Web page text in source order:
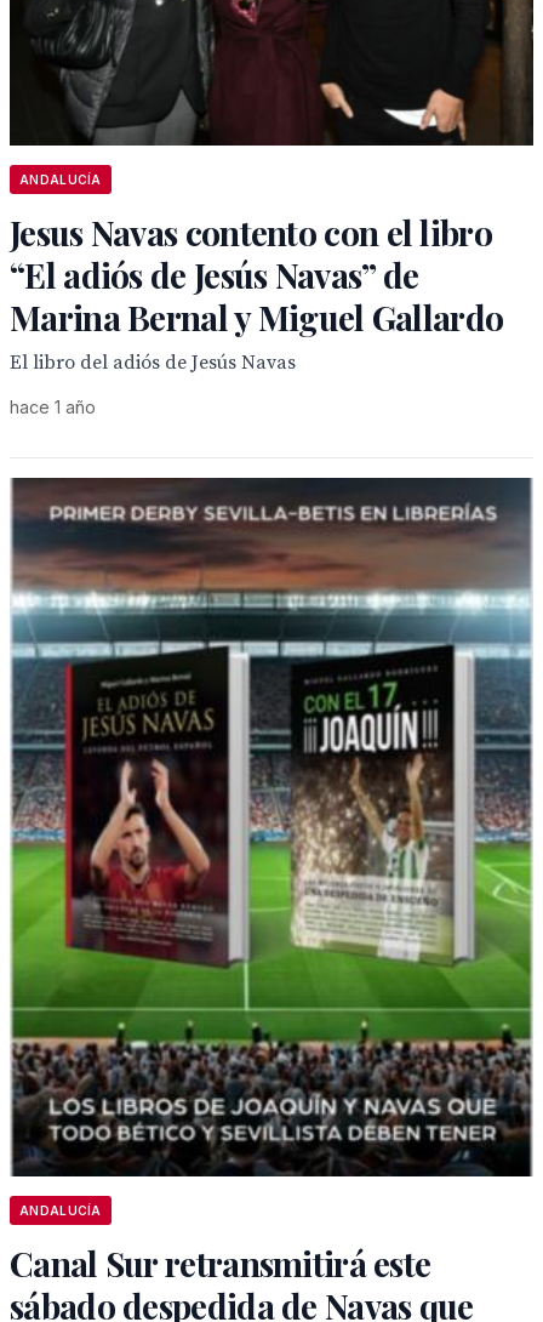
ANDALUCÍA
Jesus Navas contento con el libro
“El adiós de Jesús Navas” de
Marina Bernal y Miguel Gallardo
El libro del adiós de Jesús Navas
hace 1 año
ANDALUCÍA
Canal Sur retransmitirá este
sábado despedida de Navas que